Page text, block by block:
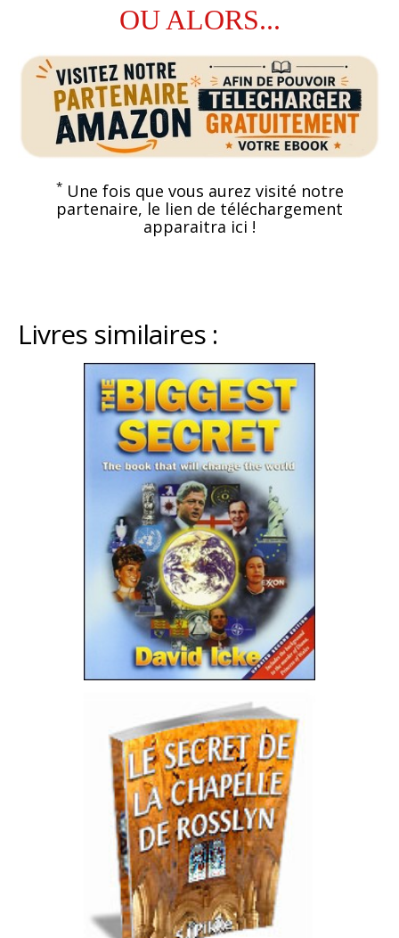
OU ALORS...
*Une fois que vous aurez visité notre
partenaire, le lien de téléchargement
apparaitra ici !
Livres similaires :